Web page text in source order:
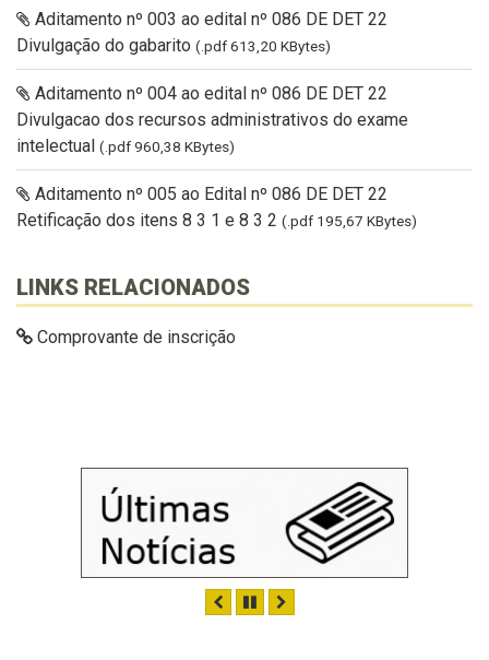
Aditamento nº 003 ao edital nº 086 DE DET 22
Divulgação do gabarito (.pdf 613,20 KBytes)
Aditamento nº 004 ao edital nº 086 DE DET 22
Divulgacao dos recursos administrativos do exame
intelectual (.pdf 960,38 KBytes)
Aditamento nº 005 ao Edital nº 086 DE DET 22
Retificação dos itens 8 3 1 e 8 3 2 (.pdf 195,67 KBytes)
LINKS RELACIONADOS
Comprovante de inscrição
ANTERIOR
PAUSAR